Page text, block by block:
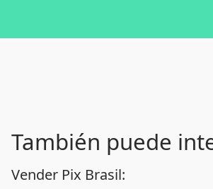
También puede
Vender Pix Brasil: